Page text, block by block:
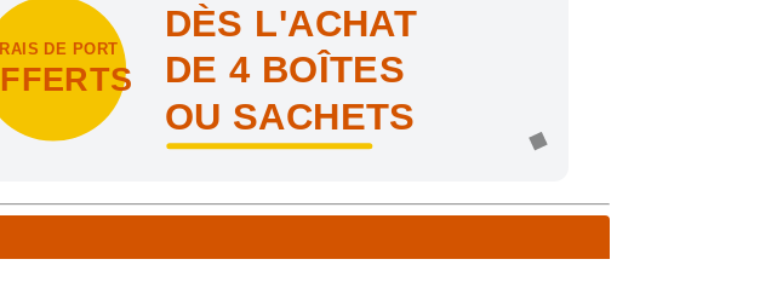
DE PORT
DÈS L'ACHAT
DE 4 BOÎTES
OU SACHETS
port en France métropolitaine !